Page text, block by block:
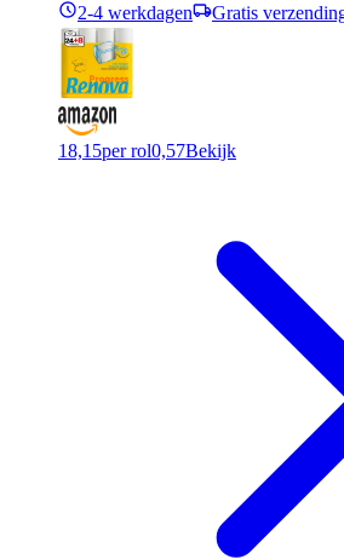
2-4 werkdagen Gratis
18,15per rol0,57Bekijk